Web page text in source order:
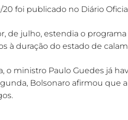
20 foi publicado no Diário
de julho, estendia o programa
à duração do estado de
o ministro Paulo Guedes já
Bolsonaro afirmou que